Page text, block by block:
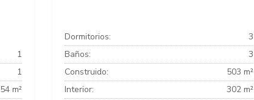
1
1
54 m²
Dormitorios:
3
Baños:
3
Construido:
503 m²
Interior:
302 m²